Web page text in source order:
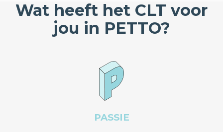
Wat heeft het CLT voor
jou in PETTO?
PASSIE